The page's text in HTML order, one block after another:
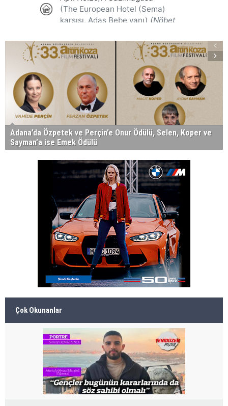
Adana’da Özpetek ve Perçin’e Onur Ödülü, Selen, Koper ve
Sayman’a ise Emek Ödülü
Çok Okunanlar